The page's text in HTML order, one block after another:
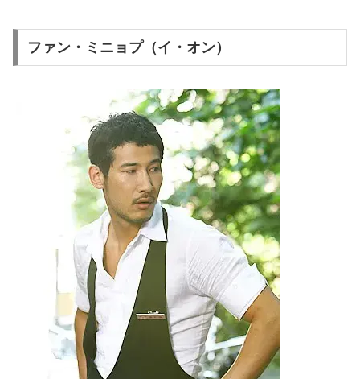
ファン・ミニョプ（イ・オン）